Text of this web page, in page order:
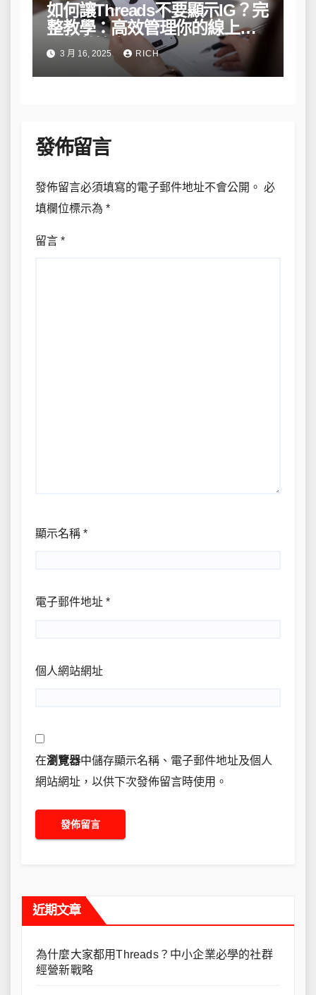
如何讓Threads不要顯示IG？完
整教學：高效管理你的線上隱
私與數據安全
3 月 16, 2025 RICH
發佈留言
發佈留言必須填寫的電子郵件地址不會公開。 必
填欄位標示為 *
留言 *
顯示名稱 *
電子郵件地址 *
個人網站網址
在瀏覽器中儲存顯示名稱、電子郵件地址及個人
網站網址，以供下次發佈留言時使用。
近期文章
為什麼大家都用Threads？中小企業必學的社群
經營新戰略